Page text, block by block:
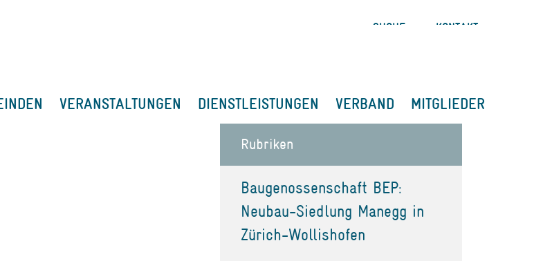
SUCHE KONTAKT
VERANSTALTUNGEN DIENSTLEISTUNGEN VERBAND MITGLIEDER
Rubriken
Baugenossenschaft BEP:
Neubau-Siedlung Manegg in
Zürich-Wollishofen